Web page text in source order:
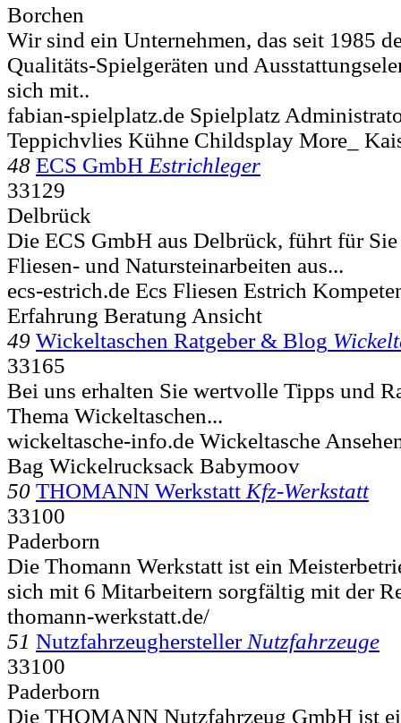
Borchen
Wir sind ein Unternehmen, das seit 1985
Qualitäts-Spielgeräten und
sich mit..
fabian-spielplatz.de Spielplatz
Teppichvlies Kühne Childsplay More_
48 ECS GmbH Estrichleger
33129
Delbrück
Die ECS GmbH aus Delbrück, führt für
Fliesen- und Natursteinarbeiten aus...
ecs-estrich.de Ecs Fliesen Estrich
Erfahrung Beratung Ansicht
49 Wickeltaschen Ratgeber & Blog
33165
Bei uns erhalten Sie wertvolle Tipps und
Thema Wickeltaschen...
wickeltasche-info.de Wickeltasche
Bag Wickelrucksack Babymoov
50 THOMANN Werkstatt Kfz-Werkstatt
33100
Paderborn
Die Thomann Werkstatt ist ein
sich mit 6 Mitarbeitern sorgfältig mit der
thomann-werkstatt.de/
51 Nutzfahrzeughersteller Nutzfahrzeuge
33100
Paderborn
Die THOMANN Nutzfahrzeug GmbH ist